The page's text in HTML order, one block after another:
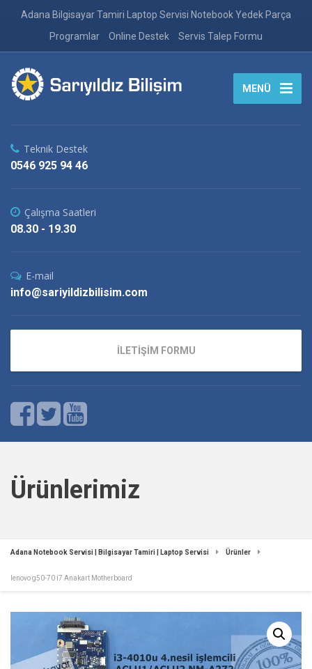
Adana Bilgisayar Tamiri Laptop Servisi Notebook Yedek Parça
Programlar
Online Destek Servis Talep Formu
MENÜ
Teknik Destek
0546 925 94 46
Çalışma Saatleri
08.30 - 19.30
E-mail
info@sariyildizbilisim.com
İLETİŞİM FORMU
Ürünlerimiz
Adana Notebook Servisi | Bilgisayar Tamiri | Laptop Servisi Ürünler
lenovo g50-70 i7 Anakart Motherboard